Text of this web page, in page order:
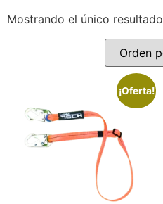
Mostrando el único resultado
¡Oferta!